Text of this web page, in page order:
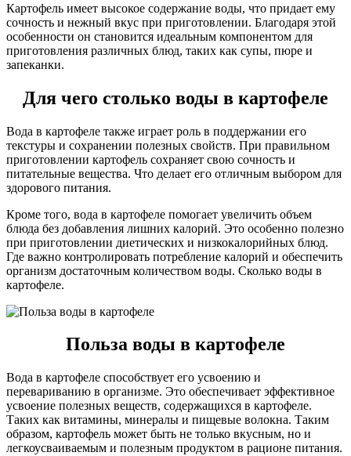
Картофель имеет высокое содержание воды, что придает ему
сочность и нежный вкус при приготовлении. Благодаря этой
особенности он становится идеальным компонентом для
приготовления различных блюд, таких как супы, пюре и
запеканки.
Для чего столько воды в картофеле
Вода в картофеле также играет роль в поддержании его
текстуры и сохранении полезных свойств. При правильном
приготовлении картофель сохраняет свою сочность и
питательные вещества. Что делает его отличным выбором для
здорового питания.
Кроме того, вода в картофеле помогает увеличить объем
блюда без добавления лишних калорий. Это особенно полезно
при приготовлении диетических и низкокалорийных блюд.
Где важно контролировать потребление калорий и обеспечить
организм достаточным количеством воды. Сколько воды в
картофеле.
Польза воды в картофеле
Вода в картофеле способствует его усвоению и
перевариванию в организме. Это обеспечивает эффективное
усвоение полезных веществ, содержащихся в картофеле.
Таких как витамины, минералы и пищевые волокна. Таким
образом, картофель может быть не только вкусным, но и
легкоусваиваемым и полезным продуктом в рационе питания.